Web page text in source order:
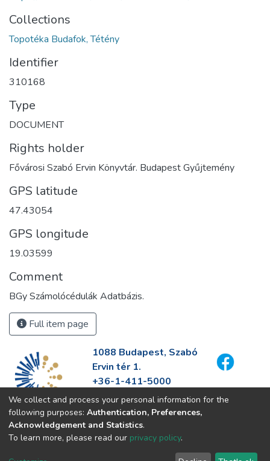
Collections
Topotéka Budafok, Tétény
Identifier
310168
Type
DOCUMENT
Rights holder
Fővárosi Szabó Ervin Könyvtár. Budapest Gyűjtemény
GPS latitude
47.43054
GPS longitude
19.03599
Comment
BGy Számolócédulák Adatbázis.
Full item page
1088 Budapest, Szabó
Ervin tér 1.
+36-1-411-5000
info@fszek.hu
https://fszek.hu
We collect and process your personal information for the
following purposes: Authentication, Preferences,
Acknowledgement and Statistics.
To learn more, please read our privacy policy.